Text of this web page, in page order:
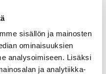
sisällön ja mainosten
ominaisuuksien
analysoimiseen. Lisäksi
ja analytiikka-